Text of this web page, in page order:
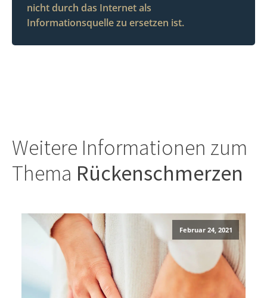
nicht durch das Internet als
Informationsquelle zu ersetzen ist.
Weitere Informationen zum
Thema Rückenschmerzen
Februar 24, 2021